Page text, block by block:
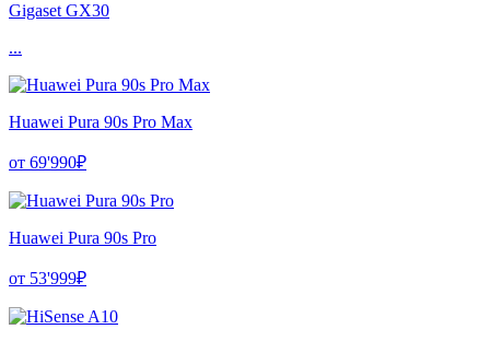
Gigaset GX30
...
Huawei Pura 90s Pro Max
от 69'990₽
Huawei Pura 90s Pro
от 53'999₽